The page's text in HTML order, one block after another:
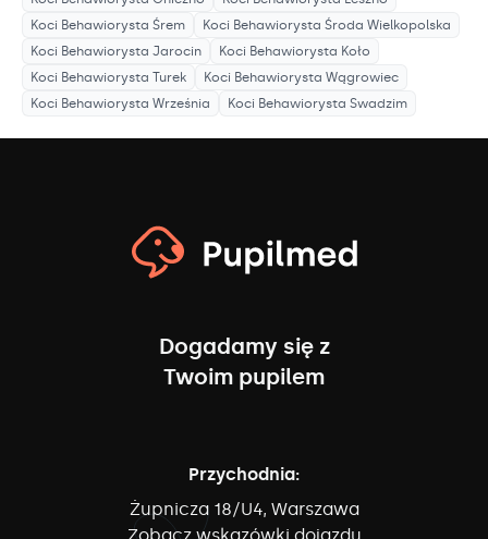
Koci Behawiorysta Śrem Koci Behawiorysta Środa Wielkopolska
Koci Behawiorysta Jarocin Koci Behawiorysta Koło
Koci Behawiorysta Turek Koci Behawiorysta Wągrowiec
Koci Behawiorysta Września Koci Behawiorysta Swadzim
Dogadamy się z
Twoim pupilem
Przychodnia:
Żupnicza 18/U4, Warszawa